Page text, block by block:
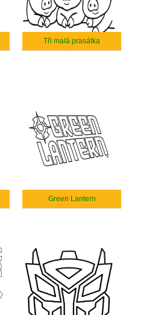
Tři malá prasátka
Green Lantern